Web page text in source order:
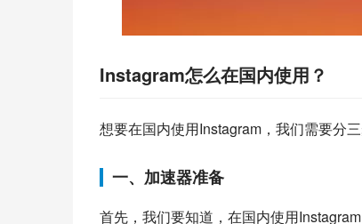
Instagram怎么在国内使用？
想要在国内使用Instagram，我们需要分
一、加速器准备
首先，我们要知道，在国内使用